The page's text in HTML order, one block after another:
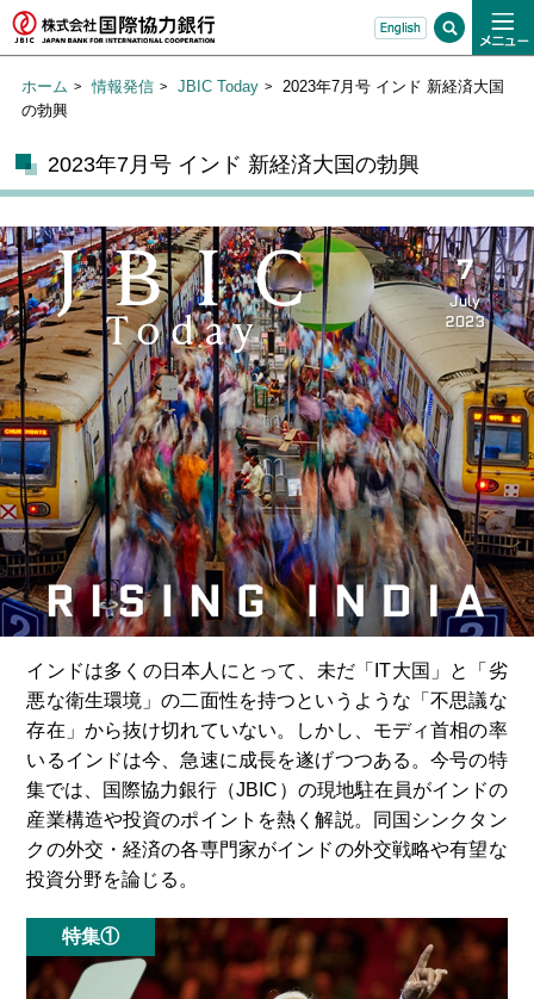
ホーム 情報発信 JBIC Today
2023年7月号 インド 新経済大国
の勃興
2023年7月号 インド 新経済大国の勃興
インドは多くの日本人にとって、未だ「IT大国」と「劣
悪な衛生環境」の二面性を持つというような「不思議な
存在」から抜け切れていない。しかし、モディ首相の率
いるインドは今、急速に成長を遂げつつある。今号の特
集では、国際協力銀行（JBIC）の現地駐在員がインドの
産業構造や投資のポイントを熱く解説。同国シンクタン
クの外交・経済の各専門家がインドの外交戦略や有望な
投資分野を論じる。
特集①